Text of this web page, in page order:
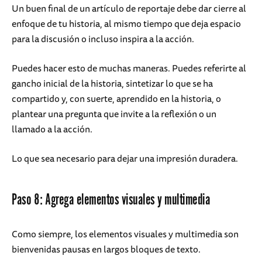
Un buen final de un artículo de reportaje debe dar cierre al
enfoque de tu historia, al mismo tiempo que deja espacio
para la discusión o incluso inspira a la acción.
Puedes hacer esto de muchas maneras. Puedes referirte al
gancho inicial de la historia, sintetizar lo que se ha
compartido y, con suerte, aprendido en la historia, o
plantear una pregunta que invite a la reflexión o un
llamado a la acción.
Lo que sea necesario para dejar una impresión duradera.
Paso 8: Agrega elementos visuales y multimedia
Como siempre, los elementos visuales y multimedia son
bienvenidas pausas en largos bloques de texto.